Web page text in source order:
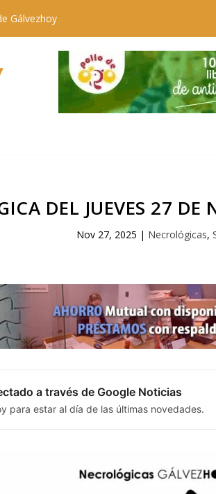
Gálvezhoy
DEL JUEVES 27
Nov 27, 2025 | Necrológicas,
a través de Google Noticias
para estar al día de las últimas novedades.